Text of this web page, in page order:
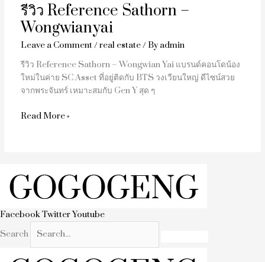
รีวิว Reference Sathorn –
Wongwianyai
Leave a Comment/real estate/ Byadmin
รีวิว Reference Sathorn – Wongwian Yai แบรนด์คอนโดน้อง
ใหม่ในค่าย SC Asset ที่อยู่ติดกับ BTS วงเวียนใหญ่ ดีไซน์สวย
จากพระจันทร์ เหมาะสมกับ Gen Y สุด ๆ
Read More »
FacebookTwitterYoutube
Search